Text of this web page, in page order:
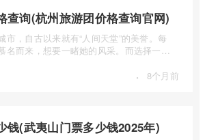
查询(杭州旅游团价格查询官网)
市，自古以来就有“人间天堂”的美誉。每
名而来，想要一睹她的风采。而选择一个
· 8个月前
钱(武夷山门票多少钱2025年)